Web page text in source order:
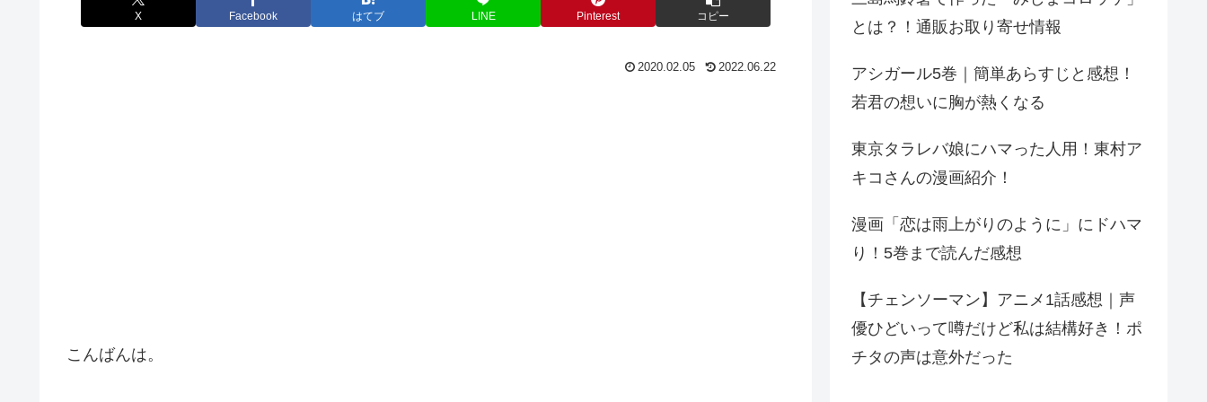
X Facebook はてブ LINE Pinterest コピー
2020.02.05 2022.06.22
こんばんは。
とは？！通販お取り寄せ情報
アシガール5巻｜簡単あらすじと感想！
若君の想いに胸が熱くなる
東京タラレバ娘にハマった人用！東村ア
キコさんの漫画紹介！
漫画「恋は雨上がりのように」にドハマ
り！5巻まで読んだ感想
【チェンソーマン】アニメ1話感想｜声
優ひどいって噂だけど私は結構好き！ポ
チタの声は意外だった